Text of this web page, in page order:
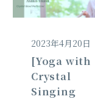
2023年4月20日
[Yoga with
Crystal
Singing